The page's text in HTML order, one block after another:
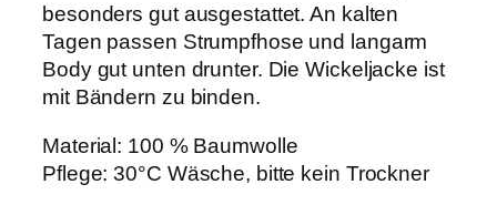
f
r
i
T
a
besonders gut ausgestattet. An kalten
Tagen passen Strumpfhose und langarm
Body gut unten drunter. Die Wickeljacke ist
mit Bändern zu binden.
Material: 100 % Baumwolle
Pflege: 30°C Wäsche, bitte kein Trockner